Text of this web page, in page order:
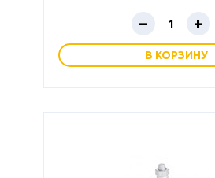
– +
В КОРЗИНУ